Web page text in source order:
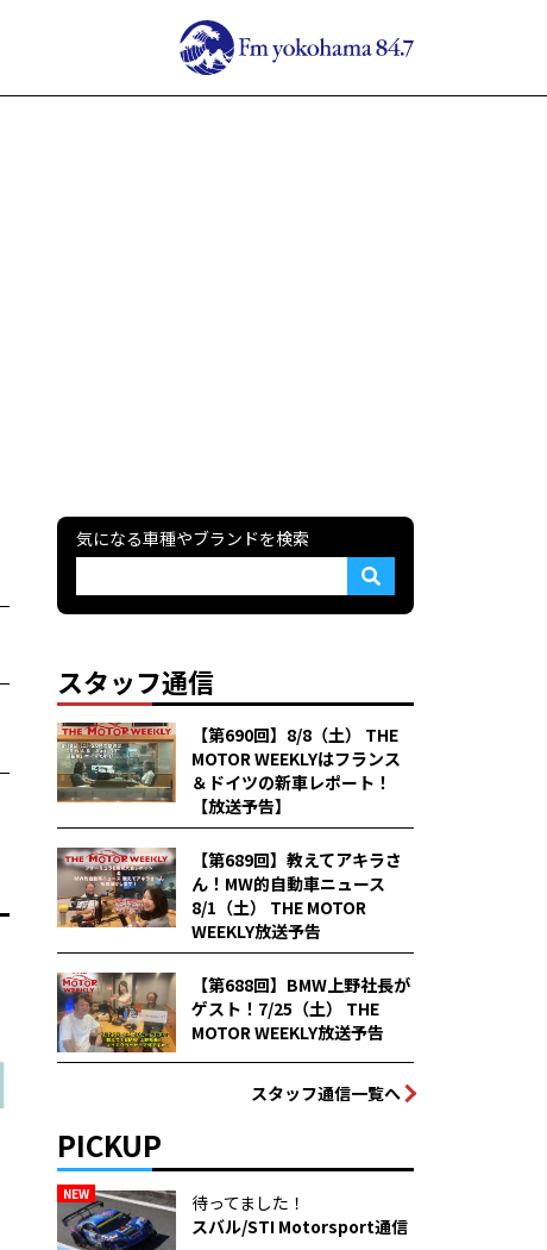
気になる車種やブランドを検索
スタッフ通信
【第690回】8/8（土） THE
MOTOR WEEKLYはフランス
＆ドイツの新車レポート！
【放送予告】
【第689回】教えてアキラさ
ん！MW的自動車ニュース
8/1（土） THE MOTOR
WEEKLY放送予告
【第688回】BMW上野社長が
ゲスト！7/25（土） THE
MOTOR WEEKLY放送予告
スタッフ通信一覧へ
PICKUP
NEW
待ってました！
スバル/STI Motorsport通信